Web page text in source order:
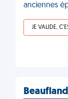
anciennes
JE VALIDE,
Beaufland